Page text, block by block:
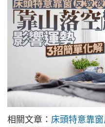
相關文章： 床頭特意靠窗